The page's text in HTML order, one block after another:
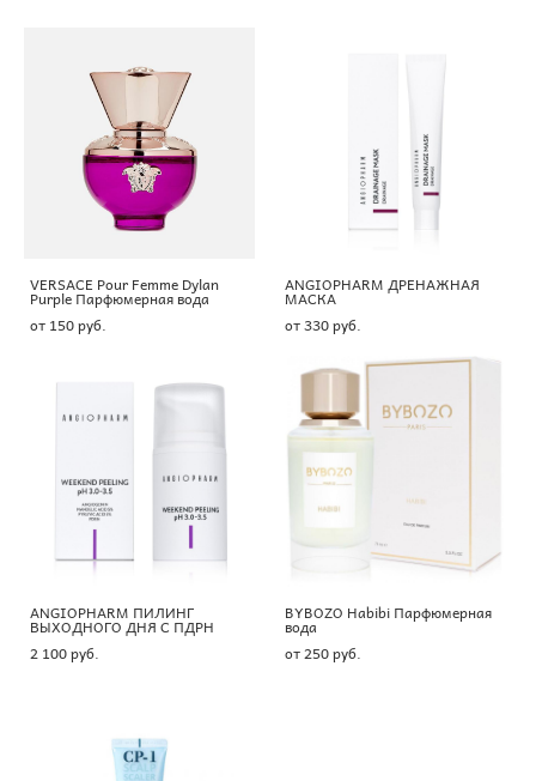
VERSACE Pour Femme Dylan
Purple Парфюмерная вода
от 150 pуб.
ANGIOPHARM ДРЕНАЖНАЯ
МАСКА
от 330 pуб.
ANGIOPHARM ПИЛИНГ
ВЫХОДНОГО ДНЯ С ПДРН
2 100 pуб.
BYBOZO Habibi Парфюмерная
вода
от 250 pуб.